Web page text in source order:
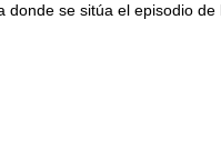
se sitúa el episodio